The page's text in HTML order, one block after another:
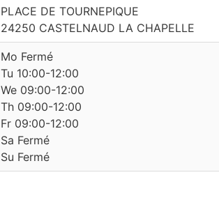
PLACE DE TOURNEPIQUE
24250 CASTELNAUD LA CHAPELLE
Mo Fermé
Tu 10:00-12:00
We 09:00-12:00
Th 09:00-12:00
Fr 09:00-12:00
Sa Fermé
Su Fermé